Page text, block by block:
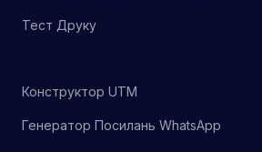
Тест Друку
Конструктор UTM
Генератор Посилань WhatsApp